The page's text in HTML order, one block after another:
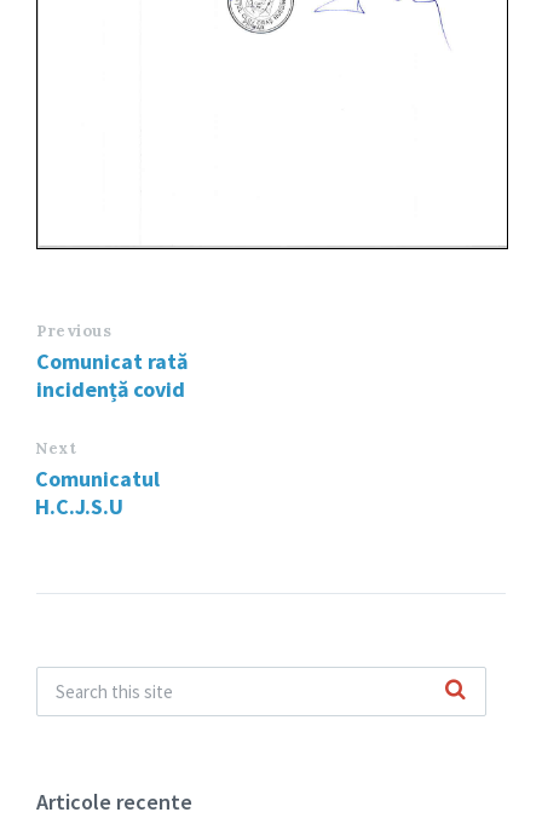
Previous
Comunicat rată
incidență covid
Next
Comunicatul
H.C.J.S.U
Articole recente